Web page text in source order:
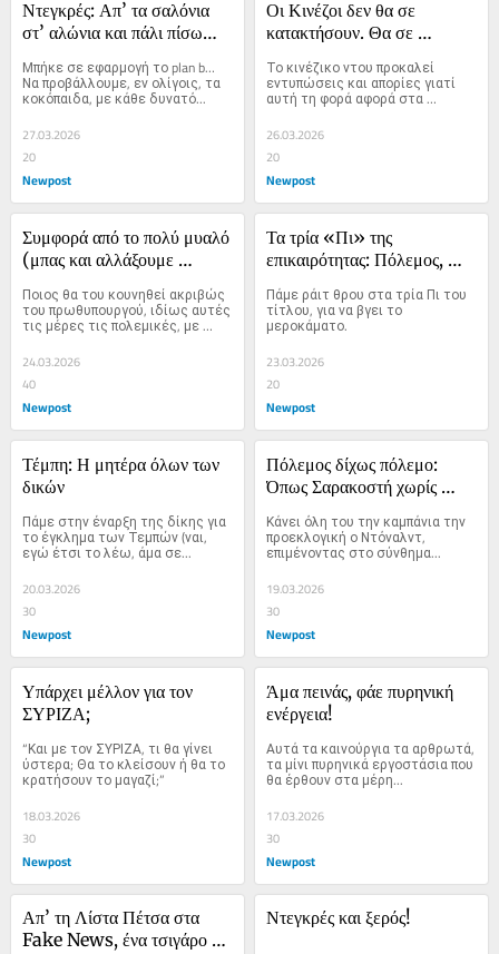
Ντεγκρές: Απ’ τα σαλόνια
στ’ αλώνια και πάλι πίσω…
Μπήκε σε εφαρμογή το plan b…
Να προβάλλουμε, εν ολίγοις, τα
κοκόπαιδα, με κάθε δυνατό...
27.03.2026
20
Newpost
Οι Κινέζοι δεν θα σε
κατακτήσουν. Θα σε
Το κινέζικο ντου προκαλεί
εντυπώσεις και απορίες γιατί
αυτή τη φορά αφορά στα
πετράδια του στέμματος.
26.03.2026
20
Newpost
Συμφορά από το πολύ μυαλό
(μπας και αλλάξουμε
Ποιος θα του κουνηθεί ακριβώς
του πρωθυπουργού, ιδίως αυτές
τις μέρες τις πολεμικές, με
αυξημένη γαλάζια συσπείρωση
ως μάνα εξ ουρανού;
24.03.2026
40
Newpost
Τα τρία «Πι» της
επικαιρότητας: Πόλεμος,
Πάμε ράιτ θρου στα τρία Πι του
τίτλου, για να βγει το
μεροκάματο.
23.03.2026
20
Newpost
Τέμπη: Η μητέρα όλων των
δικών
Πάμε στην έναρξη της δίκης για
το έγκλημα των Τεμπών (ναι,
εγώ έτσι το λέω, άμα σε...
20.03.2026
30
Newpost
Πόλεμος δίχως πόλεμο:
Όπως Σαρακοστή χωρίς
Κάνει όλη του την καμπάνια την
προεκλογική ο Ντόναλντ,
επιμένοντας στο σύνθημα...
19.03.2026
30
Newpost
Υπάρχει μέλλον για τον
ΣΥΡΙΖΑ;
“Και με τον ΣΥΡΙΖΑ, τι θα γίνει
ύστερα; Θα το κλείσουν ή θα το
κρατήσουν το μαγαζί;”
18.03.2026
30
Newpost
Άμα πεινάς, φάε πυρηνική
ενέργεια!
Αυτά τα καινούργια τα αρθρωτά,
τα μίνι πυρηνικά εργοστάσια που
θα έρθουν στα μέρη...
17.03.2026
30
Newpost
Απ’ τη Λίστα Πέτσα στα
Fake News, ένα τσιγάρο
Ντεγκρές και ξερός!